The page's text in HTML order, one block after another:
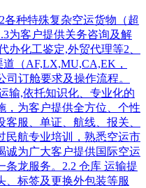
各种特殊复杂空运货物（超
为客户提供关务咨询及解
办化工鉴定,外贸代理等2、
（AF,LX,MU,CA,EK，
订舱要求及操作流程。
输,依托知识化、专业化的
，为客户提供全方位、个性
服、单证、航线、报关、
民航专业培训，熟悉空运市
诚为广大客户提供国际空运
条龙服务。2.2 仓库 运输提
、标签及更换外包装等服